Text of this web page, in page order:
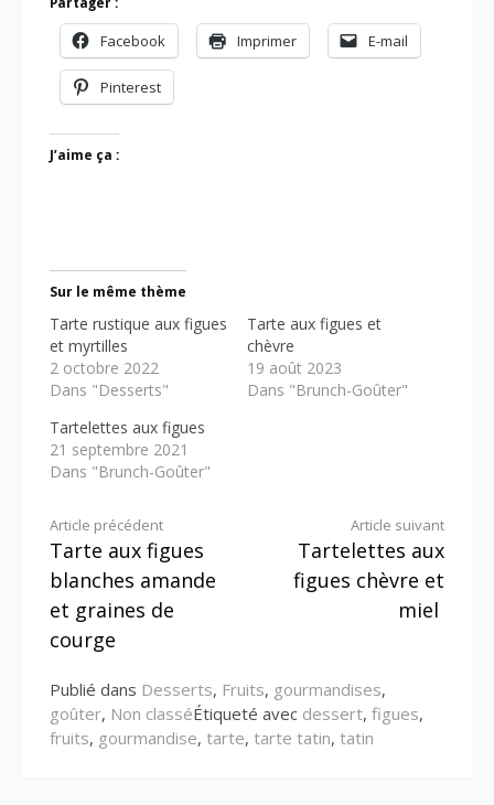
Partager :
Facebook Imprimer E-mail
Pinterest
J’aime ça :
Sur le même thème
Tarte rustique aux figues
et myrtilles
2 octobre 2022
Dans "Desserts"
Tarte aux figues et
chèvre
19 août 2023
Dans "Brunch-Goûter"
Tartelettes aux figues
21 septembre 2021
Dans "Brunch-Goûter"
Lire
la
suite
Article précédent
Tarte aux figues
blanches amande
et graines de
courge
Article suivant
Tartelettes aux
figues chèvre et
miel
Publié dans Desserts, Fruits, gourmandises,
goûter, Non classéÉtiqueté avec dessert, figues,
fruits, gourmandise, tarte, tarte tatin, tatin